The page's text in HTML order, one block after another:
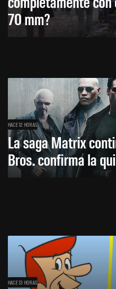
70 mm?
HACE 12 HORAS
La saga Matrix
Bros. confirma la
HACE 13 HORAS